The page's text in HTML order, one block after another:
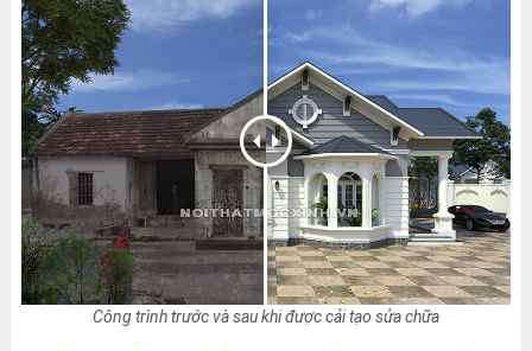
Công trình trước và sau khi được cải tạo sửa chữa